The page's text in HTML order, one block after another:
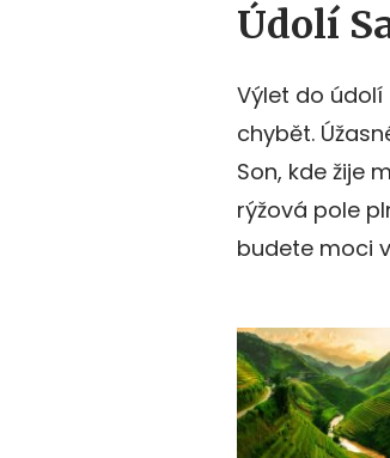
Údolí
Výlet do údolí
chybět.
Son, kde žije
rýžová pole
budete moci